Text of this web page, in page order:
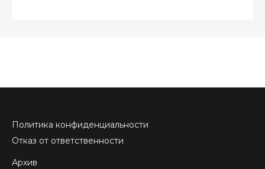
Политика конфиденциальности
Отказ от ответственности
Архив